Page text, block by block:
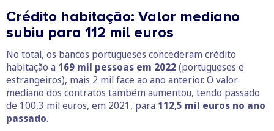
Crédito habitação: Valor mediano
subiu para 112 mil euros
No total, os bancos portugueses concederam crédito
habitação a 169 mil pessoas em 2022(portugueses e
estrangeiros), mais 2 mil face ao ano anterior. O valor
mediano dos contratos também aumentou, tendo passado
de 100,3 mil euros, em 2021, para 112,5 mil euros no ano
passado.